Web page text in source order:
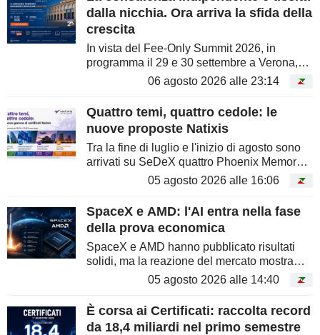
dalla nicchia. Ora arriva la sfida della
crescita
In vista del Fee-Only Summit 2026, in
programma il 29 e 30 settembre a Verona,
Luca Mainò analizza con MarketScreener la
crescita della consulenza finanziaria
indipendente italiana: quasi 1.000...
06 agosto 2026 alle 23:14
Quattro temi, quattro cedole: le
nuove proposte Natixis
Tra la fine di luglio e l'inizio di agosto sono
arrivati su SeDeX quattro Phoenix Memory
worst-of con premi potenziali dal 10,1% al
17,52% annuo lordo. Banche, difesa, indici
settoriali ed energia...
05 agosto 2026 alle 16:06
SpaceX e AMD: l'AI entra nella fase
della prova economica
SpaceX e AMD hanno pubblicato risultati
solidi, ma la reazione del mercato mostra
come stia cambiando il metro di giudizio
sull'intelligenza artificiale. La crescita resta
centrale, ma gli investitori...
05 agosto 2026 alle 14:40
È corsa ai Certificati: raccolta record
da 18,4 miliardi nel primo semestre